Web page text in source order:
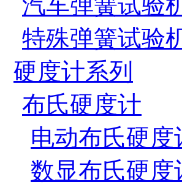
汽车弹簧试验
特殊弹簧试验
硬度计系列
布氏硬度计
电动布氏硬度
数显布氏硬度